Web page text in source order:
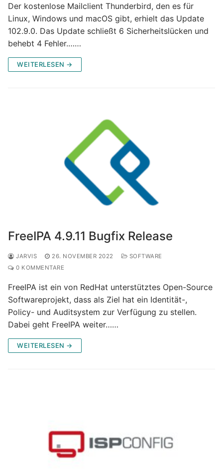
Der kostenlose Mailclient Thunderbird, den es für
Linux, Windows und macOS gibt, erhielt das Update
102.9.0. Das Update schließt 6 Sicherheitslücken und
behebt 4 Fehler.……
WEITERLESEN →
FreeIPA 4.9.11 Bugfix Release
JARVIS 26. NOVEMBER 2022
SOFTWARE
0 KOMMENTARE
FreeIPA ist ein von RedHat unterstütztes Open-Source
Softwareprojekt, dass als Ziel hat ein Identität-,
Policy- und Auditsystem zur Verfügung zu stellen.
Dabei geht FreeIPA weiter……
WEITERLESEN →